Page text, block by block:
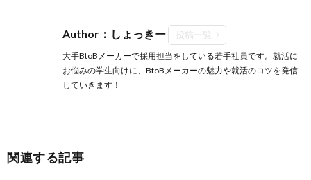
Author：しょっきー 投稿一覧
大手BtoBメーカーで採用担当をしている若手社員です。就活に
お悩みの学生向けに、BtoBメーカーの魅力や就活のコツを発信
していきます！
関連する記事